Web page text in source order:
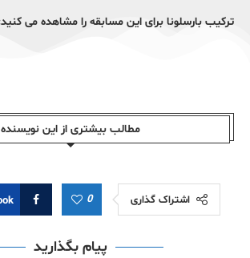
ترکیب بارسلونا برای این مسابقه را مشاهده می
مطالب بیشتری از این نویسندە
اشتراک گذاری 0
پیام بگذارید